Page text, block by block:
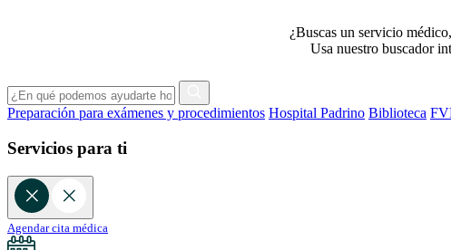
¿Buscas un servicio
Usa nuestro buscador
Preparación para exámenes y procedimientos Hospital Padrino Biblioteca
Servicios para ti
Agendar cita médica